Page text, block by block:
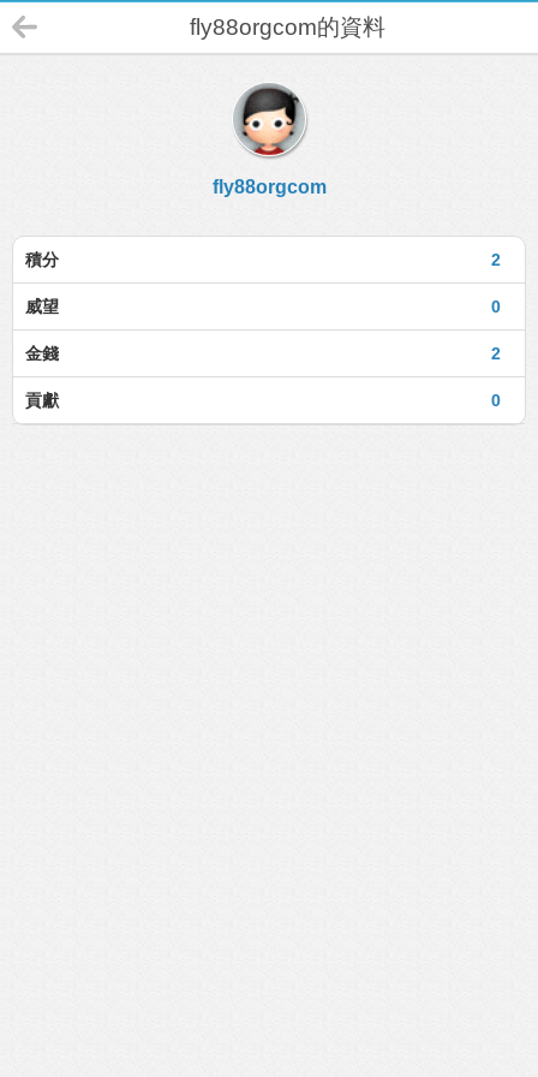
fly88orgcom的資料
fly88orgcom
2
積分
0
威望
2
金錢
0
貢獻